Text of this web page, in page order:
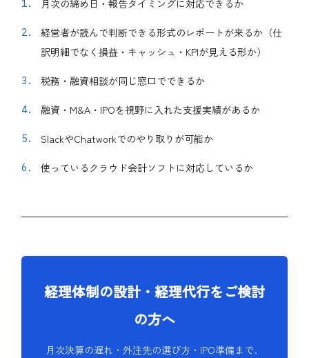
月次の締め日・報告タイミングに対応できるか
経営者が読んで判断できる形式のレポートが来るか（仕
訳明細でなく損益・キャッシュ・KPIが見える形か）
税務・融資相談が同じ窓口でできるか
融資・M&A・IPOを視野に入れた支援実績があるか
SlackやChatworkでのやり取りが可能か
使っているクラウド会計ソフトに対応しているか
経理体制の設計・経理代行をご検討
の方へ
月次決算の遅れ・外注先の選び方・IPO準備まで、